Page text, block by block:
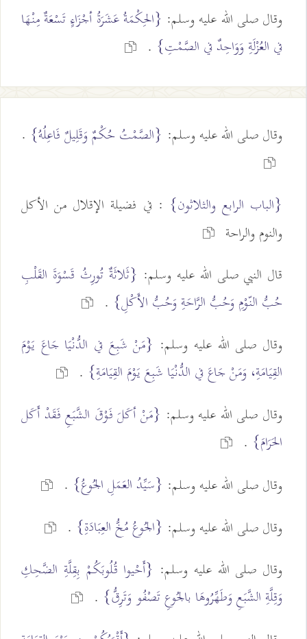
وقال صلى الله عليه وسلم: {الحِكْمَةُ عَشَرَةُ أجْزَاءٍ تَسْعَةٌ مِنْهَا
في العُزْلَةِ وَوَاحِدٌ في الصَّمْتِ} .
وقال صلى الله عليه وسلم: {الصَّمْتُ حُكْمٌ وَقَلِيلٌ فَاعِلُهُ} .
{الباب الرابع والثلاثون} : في فضيلة الإقلال من الأكل
والنوم والراحة
قال النبي صلى الله عليه وسلم: {ثَلاثَةٌ تُورِثُ قَسْوَةَ القَلْبِ
حُبُّ النّوْمِ وَحُبُّ الرَّاحَةِ وَحُبُّ الأَكْلِ} .
وقال صلى الله عليه وسلم: {مَنْ شَبِعَ في الدُّنْيَا جَاعَ يَوْمَ
القِيَامَةِ، وَمَنْ جَاعَ في الدُّنْيَا شَبِعَ يَوْمَ القِيَامَةِ} .
وقال صلى الله عليه وسلم: {مَنْ أكَلَ فَوْقَ الشَّبَعِ فَقَدْ أَكَل
الحَرَامَ} .
وقال صلى الله عليه وسلم: {سَيِّدُ العَمَلِ الجُوعُ} .
وقال صلى الله عليه وسلم: {الجُوعُ مُخُّ العِبَادَةِ} .
وقال صلى الله عليه وسلم: {أَحْيوا قُلُوبَكُمْ بِقِلَّةِ الضَّحِكِ
وَقِلَّةِ الشَّبَعِ وَطَهِّرُوهَا بالجُوعِ تَصْفُو وَتَرِقُّ} .